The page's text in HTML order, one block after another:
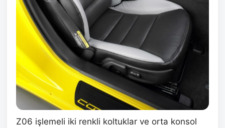
Z06 işlemeli iki renkli koltuklar ve orta konsol